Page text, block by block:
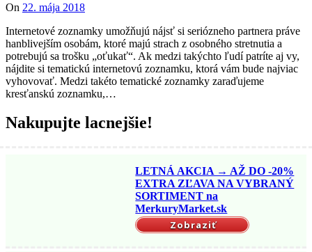
On 22. mája 2018
Internetové zoznamky umožňujú nájsť si seriózneho partnera práve
hanblivejším osobám, ktoré majú strach z osobného stretnutia a
potrebujú sa trošku „oťukať“. Ak medzi takýchto ľudí patríte aj vy,
nájdite si tematickú internetovú zoznamku, ktorá vám bude najviac
vyhovovať. Medzi takéto tematické zoznamky zaraďujeme
kresťanskú zoznamku,…
Nakupujte lacnejšie!
LETNÁ AKCIA → AŽ DO -20%
EXTRA ZĽAVA NA VYBRANÝ
SORTIMENT na
MerkuryMarket.sk
Zobraziť